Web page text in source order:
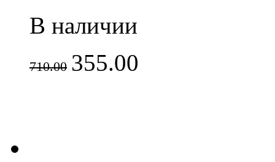
В наличии
710.00 355.00